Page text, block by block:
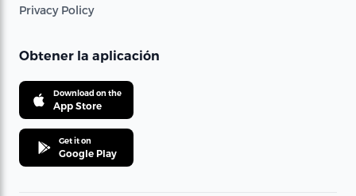
Privacy Policy
Obtener la aplicación
Download on the
App Store
Get it on
Google Play